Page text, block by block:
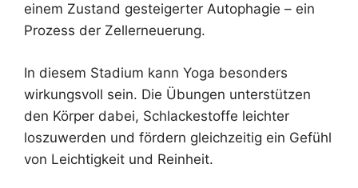
einem Zustand gesteigerter Autophagie – ein
Prozess der Zellerneuerung.
In diesem Stadium kann Yoga besonders
wirkungsvoll sein. Die Übungen unterstützen
den Körper dabei, Schlackestoffe leichter
loszuwerden und fördern gleichzeitig ein Gefühl
von Leichtigkeit und Reinheit.